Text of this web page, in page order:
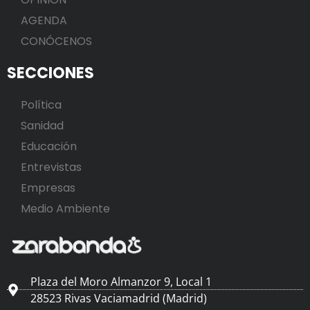
AGENDA
CONÓCENOS
SECCIONES
Política
Sanidad
Educación
Entrevistas
Empresas
Medio Ambiente
Plaza del Moro Almanzor 9, Local 1
28523 Rivas Vaciamadrid (Madrid)